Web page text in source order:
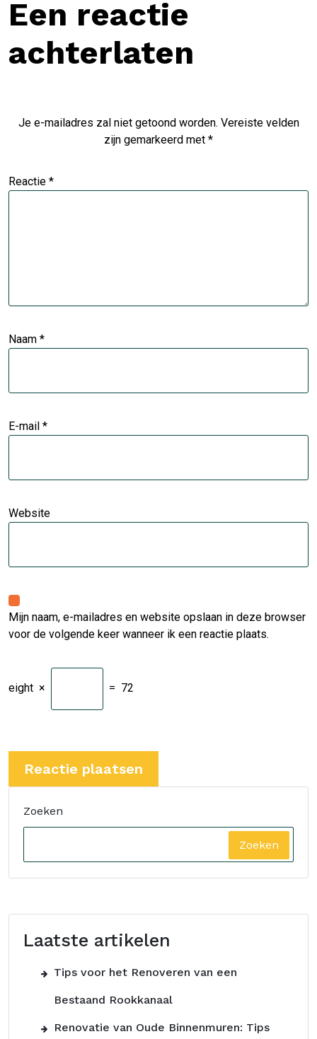
Een reactie
achterlaten
Je e-mailadres zal niet getoond worden. Vereiste velden
zijn gemarkeerd met *
Reactie *
Naam *
E-mail *
Website
Mijn naam, e-mailadres en website opslaan in deze browser
voor de volgende keer wanneer ik een reactie plaats.
eight × = 72
Zoeken
Zoeken
Laatste artikelen
Tips voor het Renoveren van een
Bestaand Rookkanaal
Renovatie van Oude Binnenmuren: Tips